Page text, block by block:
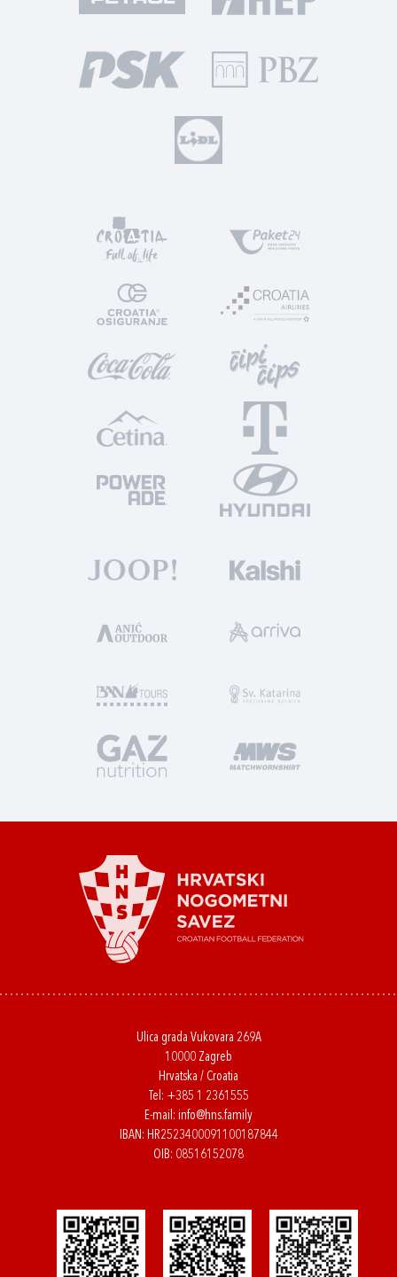
Ulica grada Vukovara 269A
10000 Zagreb
Hrvatska / Croatia
Tel: +385 1 2361555
E-mail: info@hns.family
IBAN: HR2523400091100187844
OIB: 08516152078